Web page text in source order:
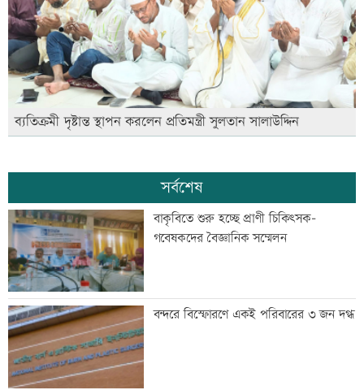
ব্যতিক্রমী দৃষ্টান্ত স্থাপন করলেন প্রতিমন্ত্রী সুলতান সালাউদ্দিন
সর্বশেষ
বাকৃবিতে শুরু হচ্ছে প্রাণী চিকিৎসক-
গবেষকদের বৈজ্ঞানিক সম্মেলন
বন্দরে বিস্ফোরণে একই পরিবারের ৩ জন দগ্ধ